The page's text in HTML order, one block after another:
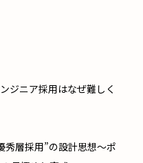
ジニア採用はなぜ難しく
秀層採用”の設計思想〜ポ